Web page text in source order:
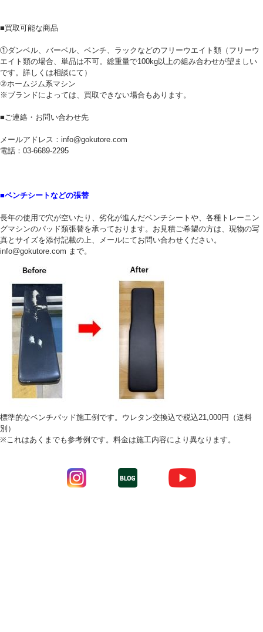
■買取可能な商品
①ダンベル、バーベル、ベンチ、ラックなどのフリーウエイト類（フリーウ
エイト類の場合、単品は不可。総重量で100kg以上の組み合わせが望ましい
です。詳しくは相談にて）
②ホームジム系マシン
※ブランドによっては、買取できない場合もあります。
■ご連絡・お問い合わせ先
メールアドレス：info@gokutore.com
電話：03-6689-2295
■ベンチシートなどの張替
長年の使用で穴が空いたり、劣化が進んだベンチシートや、各種トレーニン
グマシンのパッド類張替を承っております。お見積ご希望の方は、現物の写
真とサイズを添付記載の上、メールにてお問い合わせください。
info@gokutore.com まで。
標準的なベンチパッド施工例です。ウレタン交換込で税込21,000円（送料
別）
※これはあくまでも参考例です。料金は施工内容により異なります。